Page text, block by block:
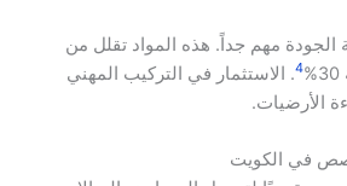
الجودة مهم جداً. هذه المواد تقلل من
4. الاستثمار في التركيب المهني
الأرضيات.
في الكويت